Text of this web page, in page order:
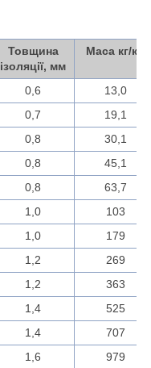
Товщина
ізоляції, мм
Маса кг/км
0,6
13,0
0,7
19,1
0,8
30,1
0,8
45,1
0,8
63,7
1,0
103
1,0
179
1,2
269
1,2
363
1,4
525
1,4
707
1,6
979